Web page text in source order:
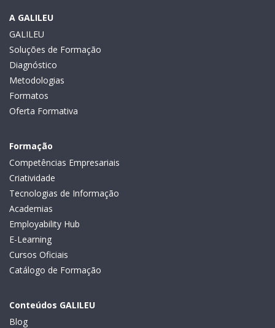
A GALILEU
GALILEU
Soluções de Formação
Diagnóstico
Metodologias
Formatos
Oferta Formativa
Formação
Competências Empresariais
Criatividade
Tecnologias de Informação
Academias
Employability Hub
E-Learning
Cursos Oficiais
Catálogo de Formação
Conteúdos GALILEU
Blog